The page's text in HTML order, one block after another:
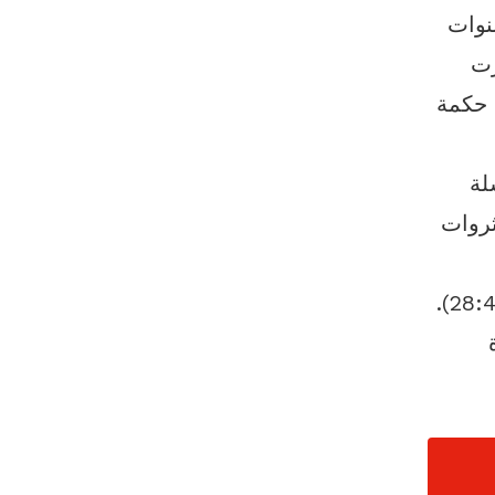
حكمة
القصيرة. تذكرنا قراءات اليوم أن الله هو "الإله الأبدي" (إش28:40).